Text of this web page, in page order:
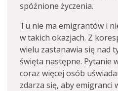
spóźnione życzenia.
Tu nie ma emigrantów i
w takich okazjach. Z
wielu zastanawia się nad
święta następne. Pytanie
coraz więcej osób
zdarza się, aby emigranci